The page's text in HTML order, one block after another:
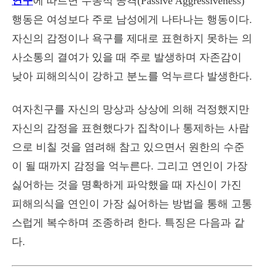
행동은 여성보다 주로 남성에게 나타나는 행동이다.
자신의 감정이나 욕구를 제대로 표현하지 못하는 의
사소통의 결여가 있을 때 주로 발생하며 자존감이
낮아 피해의식이 강하고 분노를 억누르다 발생한다.
여자친구를 자신의 망상과 상상에 의해 걱정했지만
자신의 감정을 표현했다가 집착이나 통제하는 사람
으로 비칠 것을 염려해 참고 있으면서 원한의 수준
이 될 때까지 감정을 억누른다. 그리고 연인이 가장
싫어하는 것을 명확하게 파악했을 때 자신이 가진
피해의식을 연인이 가장 싫어하는 방법을 통해 고통
스럽게 복수하며 조종하려 한다. 특징은 다음과 같
다.